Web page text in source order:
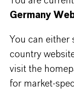
Germany
You can either
country
visit the
for market-